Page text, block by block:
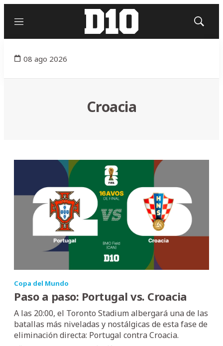
Menú
Mostrar
08 ago 2026
Croacia
Copa del Mundo
Paso a paso: Portugal vs. Croacia
A las 20:00, el Toronto Stadium albergará una de las
batallas más niveladas y nostálgicas de esta fase de
eliminación directa: Portugal contra Croacia.